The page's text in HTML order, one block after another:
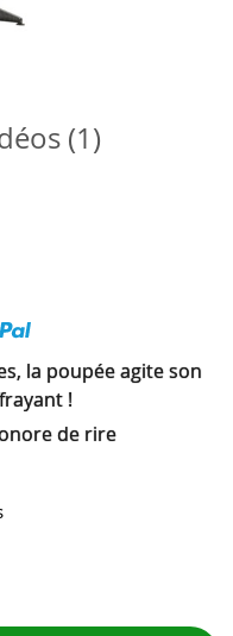
(1)
la poupée agite son
!
de rire